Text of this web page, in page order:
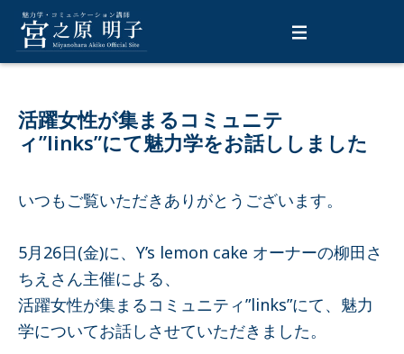
を
活躍女性が集まるコミュニテ
ィ”links”にて魅力学をお話ししました
いつもご覧いただきありがとうございます。
5月26日(金)に、Y’s lemon cake オーナーの柳田さ
ちえさん主催による、
活躍女性が集まるコミュニティ”links”にて、魅力
学についてお話しさせていただきました。